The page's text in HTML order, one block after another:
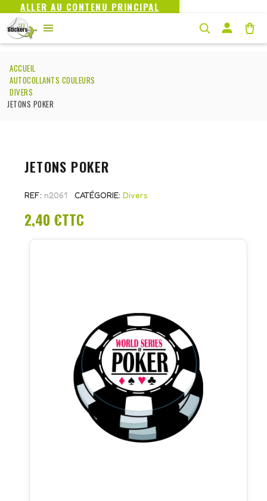
ALLER AU CONTENU PRINCIPAL
ACCUEIL
AUTOCOLLANTS COULEURS
DIVERS
JETONS POKER
JETONS POKER
REF n2061 CATÉGORIE Divers
2,40 €TTC